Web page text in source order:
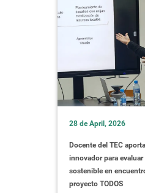
28 de April, 2026
Docente del TEC
innovador para
sostenible en
proyecto TODOS